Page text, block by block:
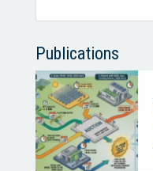
Publications